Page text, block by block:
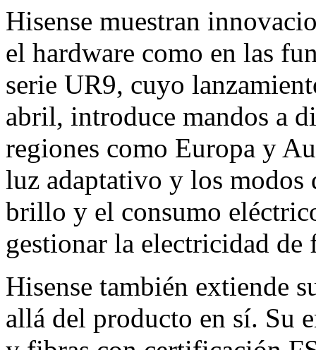
Hisense muestran
el hardware como en las
serie UR9, cuyo
abril, introduce mandos a
regiones como Europa y
luz adaptativo y los modos
brillo y el consumo
gestionar la electricidad de
Hisense también extiende
allá del producto en sí. Su